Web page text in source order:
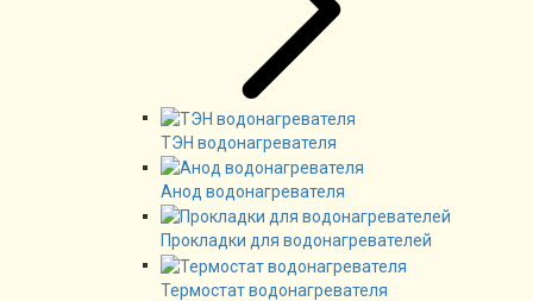
ТЭН водонагревателя
Анод водонагревателя
Прокладки для водонагревателей
Термостат водонагревателя